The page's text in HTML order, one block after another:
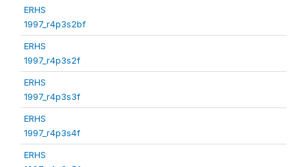
ERHS
1997_r4p3s2bf
ERHS
1997_r4p3s2f
ERHS
1997_r4p3s3f
ERHS
1997_r4p3s4f
ERHS